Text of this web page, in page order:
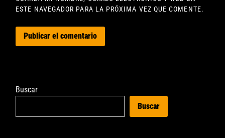
ESTE NAVEGADOR PARA LA PRÓXIMA VEZ QUE COMENTE.
Buscar
Buscar